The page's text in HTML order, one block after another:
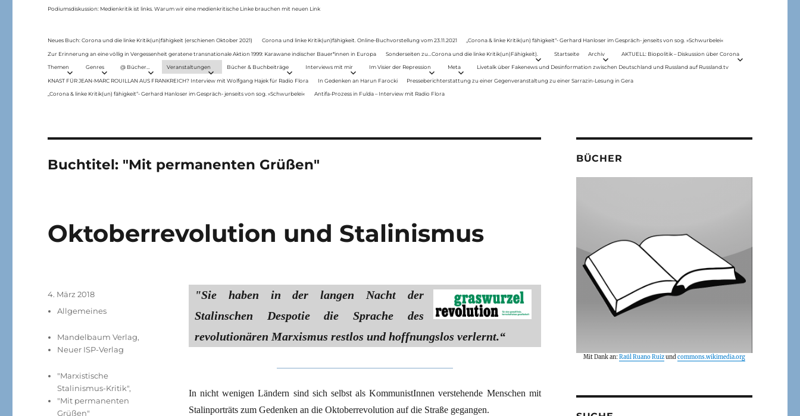
Podiumsdiskussion: Medienkritik ist links. Warum wir eine medienkritische Linke brauchen mit neuen Link
Neues Buch: Corona und die linke Kritik(un)fähigkeit (erschienen Oktober 2021) Corona und linke Kritik(un)fähigkeit. Online-Buchvorstellung vom 23.11.2021 „Corona & linke Kritik(un) fähigkeit“- Gerhard Hanloser im Gespräch- jenseits von sog. »Schwurbelei«
Zur Erinnerung an eine völlig in Vergessenheit geratene transnationale Aktion 1999: Karawane indischer Bauer*innen in Europa Sonderseiten zu…Corona und die linke Kritik(un)Fähigkeit). Startseite Archiv AKTUELL: Biopolitik – Diskussion über Corona
Themen Genres @ Bücher… Veranstaltungen Bücher & Buchbeiträge Interviews mit mir Im Visier der Repression Meta Livetalk über Fakenews und Desinformation zwischen Deutschland und Russland auf Russland.tv
KNAST FÜR JEAN-MARC ROUILLAN AUS FRANKREICH? Interview mit Wolfgang Hajek für Radio Flora In Gedenken an Harun Farocki Presseberichterstattung zu einer Gegenveranstaltung zu einer Sarrazin-Lesung in Gera
„Corona & linke Kritik(un) fähigkeit“- Gerhard Hanloser im Gespräch- jenseits von sog. »Schwurbelei« Antifa-Prozess in Fulda – Interview mit Radio Flora
Buchtitel: "Mit permanenten Grüßen"
Oktoberrevolution und Stalinismus
"Sie haben in der langen Nacht der
Stalinschen Despotie die Sprache des
revolutionären Marxismus restlos und hoffnungslos verlernt.“
In nicht wenigen Ländern sind sich selbst als KommunistInnen verstehende Menschen mit
Stalinporträts zum Gedenken an die Oktoberrevolution auf die Straße gegangen.
Veröffentlicht
4. März 2018
Kategorien
Allgemeines
Mandelbaum Verlag,
Neuer ISP-Verlag
"Marxistische
Stalinismus-Kritik",
"Mit permanenten
Grüßen"
BÜCHER
Mit Dank an:Raúl Ruano Ruizundcommons.wikimedia.org